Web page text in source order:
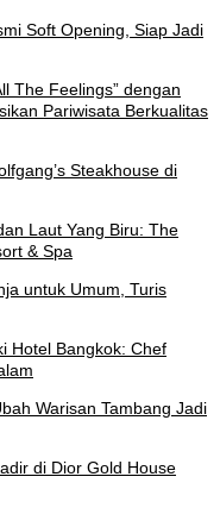
Soft Opening, Siap Jadi
The Feelings” dengan
Pariwisata Berkualitas
Steakhouse di
Laut Yang Biru: The
& Spa
untuk Umum, Turis
Hotel Bangkok: Chef
Warisan Tambang Jadi
di Dior Gold House